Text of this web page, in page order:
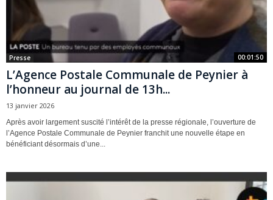
00:01:50
Presse
L’Agence Postale Communale de Peynier à
l’honneur au journal de 13h...
13 janvier 2026
Après avoir largement suscité l’intérêt de la presse régionale, l’ouverture de
l’Agence Postale Communale de Peynier franchit une nouvelle étape en
bénéficiant désormais d’une...